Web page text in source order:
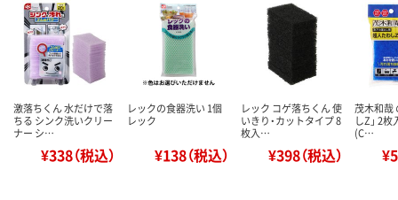
激落ちくん 水だけで落
ちる シンク洗いクリー
ナー シ…
¥338（税込）
レックの食器洗い 1個
レック
¥138（税込）
レック コゲ落ちくん 使
いきり・カットタイプ 8
枚入…
¥398（税込）
茂木和哉
しZ」 2
(C…